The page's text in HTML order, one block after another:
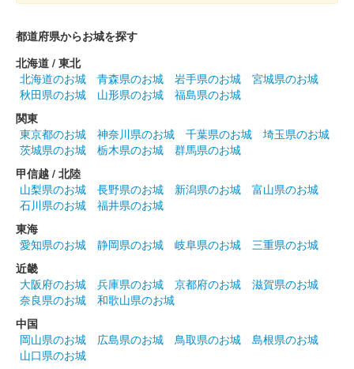
都道府県からお城を探す
北海道 / 東北
北海道のお城
青森県のお城 岩手県のお城
宮城県のお城
秋田県のお城
山形県のお城
福島県のお城
関東
東京都のお城
神奈川県のお城 千葉県のお城
埼玉県のお城
茨城県のお城
栃木県のお城
群馬県のお城
甲信越 / 北陸
山梨県のお城
長野県のお城 新潟県のお城
富山県のお城
石川県のお城
福井県のお城
東海
愛知県のお城
静岡県のお城 岐阜県のお城
三重県のお城
近畿
大阪府のお城
兵庫県のお城 京都府のお城
滋賀県のお城
奈良県のお城
和歌山県のお城
中国
岡山県のお城
広島県のお城 鳥取県のお城
島根県のお城
山口県のお城